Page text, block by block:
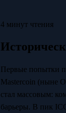
4 минут чтения
Первые попытки
Mastercoin (ныне
стал массовым:
барьеры. В пик